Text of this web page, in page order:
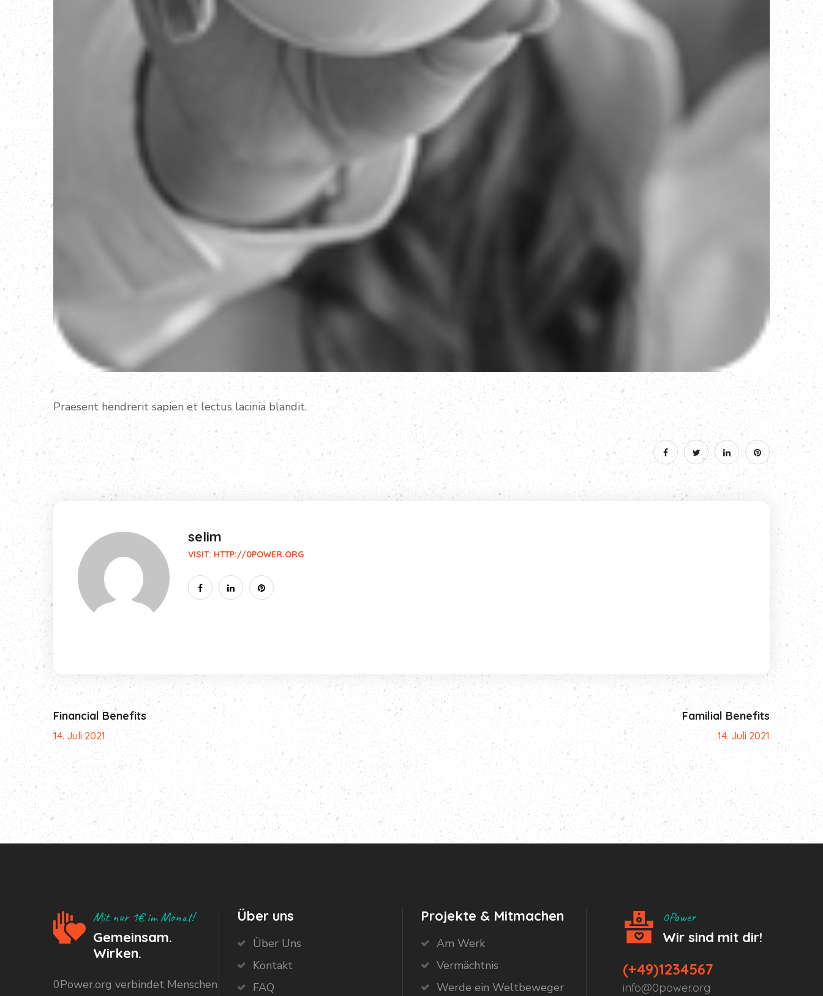
Praesent hendrerit sapien et lectus lacinia blandit.
selim
VISIT: HTTP://0POWER.ORG
Financial Benefits
14. Juli 2021
Familial Benefits
14. Juli 2021
Mit nur 1€ im Monat!
Gemeinsam.
Wirken.
0Power.org verbindet Menschen
Über uns
Über Uns
Kontakt
FAQ
Projekte & Mitmachen
Am Werk
Vermächtnis
Werde ein Weltbeweger
0Power
Wir sind mit dir!
(+49)1234567
info@0power.org